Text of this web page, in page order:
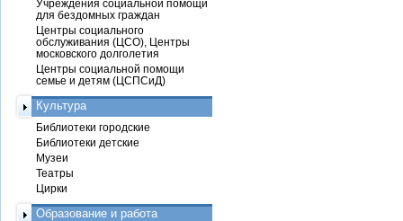
Учреждения социальной помощи
для бездомных граждан
Центры социального
обслуживания (ЦСО), Центры
московского долголетия
Центры социальной помощи
семье и детям (ЦСПСиД)
Культура
Библиотеки городские
Библиотеки детские
Музеи
Театры
Цирки
Образование и работа